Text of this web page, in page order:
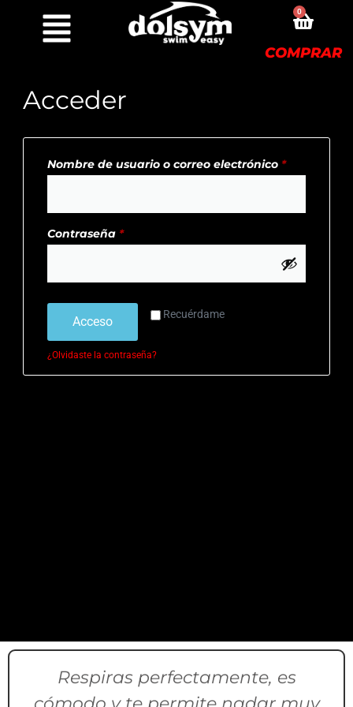
0
COMPRAR
MI CUENTA
Acceder
Nombre de usuario o correo electrónico *
Contraseña *
Recuérdame
Acceso
¿Olvidaste la contraseña?
Respiras perfectamente, es